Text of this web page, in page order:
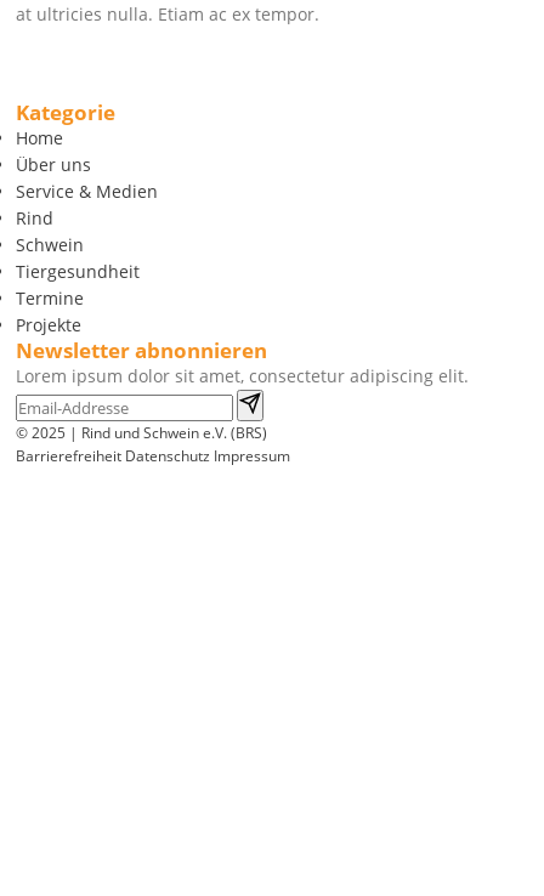
at ultricies nulla. Etiam ac ex tempor.
Kategorie
Home
Über uns
Service & Medien
Rind
Schwein
Tiergesundheit
Termine
Projekte
Newsletter abnonnieren
Lorem ipsum dolor sit amet, consectetur adipiscing elit.
© 2025 | Rind und Schwein e.V. (BRS)
Barrierefreiheit Datenschutz Impressum